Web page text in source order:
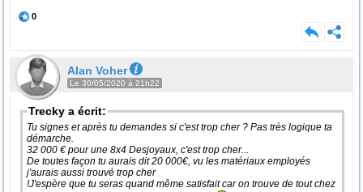
0
Alan Voher
Le 30/05/2020 à 21h22
Trecky a écrit:
Tu signes et après tu demandes si c'est trop cher ? Pas très logique ta
démarche.
32 000 € pour une 8x4 Desjoyaux, c'est trop cher...
De toutes façon tu aurais dit 20 000€, vu les matériaux employés
j'aurais aussi trouvé trop cher
!J'espère que tu seras quand même satisfait car on trouve de tout chez